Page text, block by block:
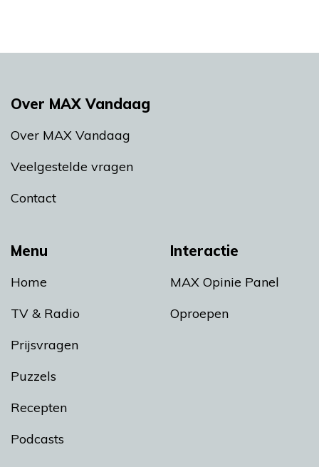
Menu
Home
TV & Radio
Prijsvragen
Puzzels
Recepten
Podcasts
Interactie
MAX Opinie Panel
Oproepen
Over MAX Vandaag
Over MAX Vandaag
Veelgestelde vragen
Contact